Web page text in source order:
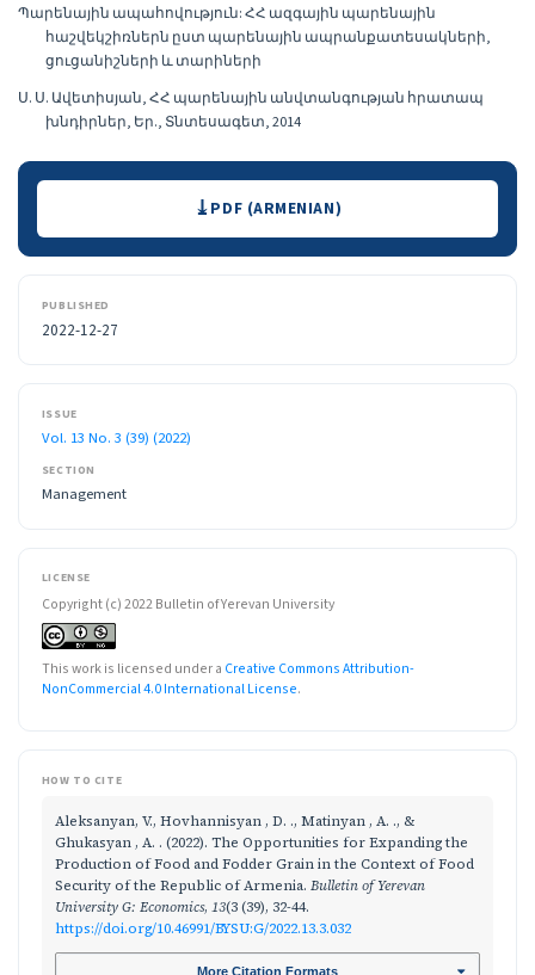
Պարենային ապահովություն: ՀՀ ազգային պարենային
հաշվեկշիռներն ըստ պարենային ապրանքատեսակների,
ցուցանիշների և տարիների
Ս. Ս. Ավետիսյան, ՀՀ պարենային անվտանգության հրատապ
խնդիրներ, Եր., Տնտեսագետ, 2014
Downloads PDF (ARMENIAN)
PUBLISHED
2022-12-27
ISSUE
Vol. 13 No. 3 (39) (2022)
SECTION
Management
LICENSE
Copyright (c) 2022 Bulletin of Yerevan University
This work is licensed under a Creative Commons Attribution-
NonCommercial 4.0 International License.
HOW TO CITE
Aleksanyan, V., Hovhannisyan , D. ., Matinyan , A. ., &
Ghukasyan , A. . (2022). The Opportunities for Expanding the
Production of Food and Fodder Grain in the Context of Food
Security of the Republic of Armenia. Bulletin of Yerevan
University G: Economics, 13(3 (39), 32-44.
https://doi.org/10.46991/BYSU:G/2022.13.3.032
More Citation Formats